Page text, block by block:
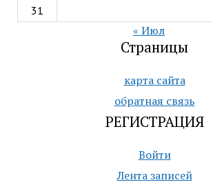
31
« Июл
Страницы
карта сайта
обратная связь
РЕГИСТРАЦИЯ
Войти
Лента записей